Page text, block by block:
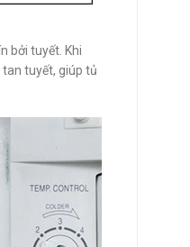
bởi tuyết. Khi
tuyết, giúp tủ